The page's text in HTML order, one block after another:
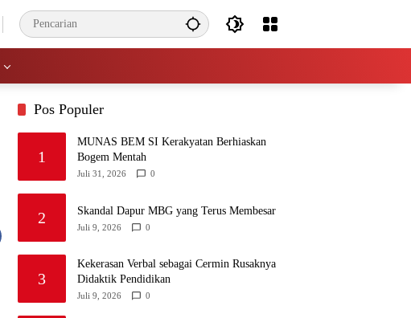
Pos Populer
1
MUNAS BEM SI Kerakyatan Berhiaskan
Bogem Mentah
Juli 31, 2026 0
2 Skandal Dapur MBG yang Terus Membesar
Juli 9, 2026 0
3
Kekerasan Verbal sebagai Cermin Rusaknya
Didaktik Pendidikan
Juli 9, 2026 0